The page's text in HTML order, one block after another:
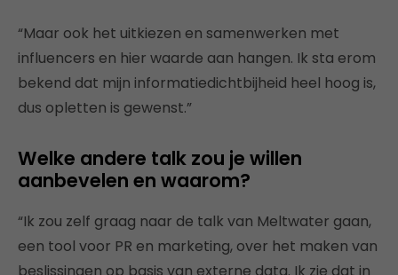
“Maar ook het uitkiezen en samenwerken met
influencers en hier waarde aan hangen. Ik sta erom
bekend dat mijn informatiedichtbijheid heel hoog is,
dus opletten is gewenst.”
Welke andere talk zou je willen
aanbevelen en waarom?
“Ik zou zelf graag naar de talk van Meltwater gaan,
een tool voor PR en marketing, over het maken van